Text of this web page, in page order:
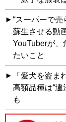
“スーパーで
蘇生させる動
YouTuberが、
たいこと
「愛犬を盗ま
高額品種は“
も